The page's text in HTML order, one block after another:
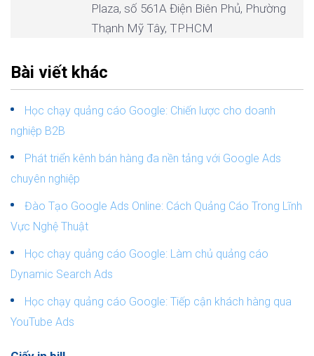
Plaza, số 561A Điện Biên Phủ, Phường
Thạnh Mỹ Tây, TPHCM
Bài viết khác
Học chạy quảng cáo Google: Chiến lược cho doanh
nghiệp B2B
Phát triển kênh bán hàng đa nền tảng với Google Ads
chuyên nghiệp
Đào Tạo Google Ads Online: Cách Quảng Cáo Trong Lĩnh
Vực Nghệ Thuật
Học chạy quảng cáo Google: Làm chủ quảng cáo
Dynamic Search Ads
Học chạy quảng cáo Google: Tiếp cận khách hàng qua
YouTube Ads